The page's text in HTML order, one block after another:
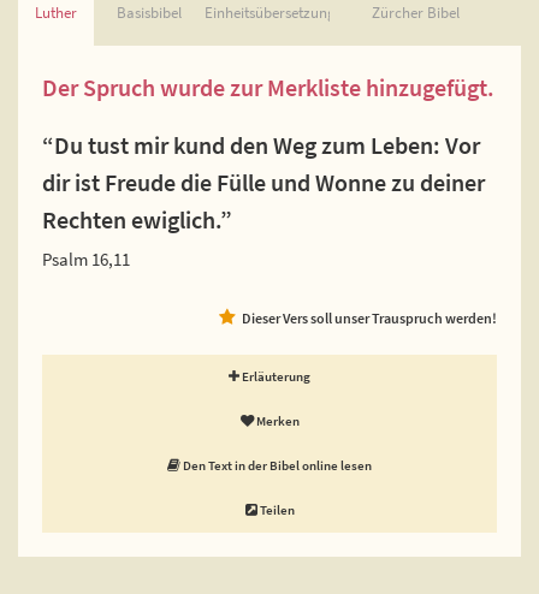
Luther Basisbibel Einheitsübersetzung Zürcher Bibel
Der Spruch wurde zur Merkliste hinzugefügt.
“Du tust mir kund den Weg zum Leben: Vor
dir ist Freude die Fülle und Wonne zu deiner
Rechten ewiglich.”
Psalm 16,11
Dieser Vers soll unser Trauspruch werden!
Erläuterung
Merken
Den Text in der Bibel online lesen
Teilen